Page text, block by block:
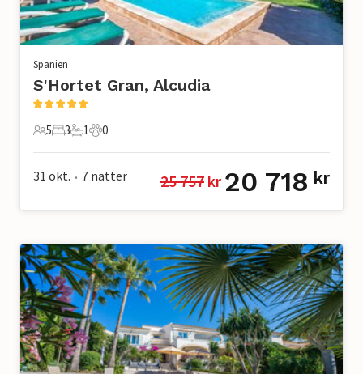
Spanien
S'Hortet Gran, Alcudia
5 Gäster
5
3 Sovrum
3
1 Badrum
1
0 Husdjur
0
31 okt. • 7 nätter 25 757 kr 20 718 kr